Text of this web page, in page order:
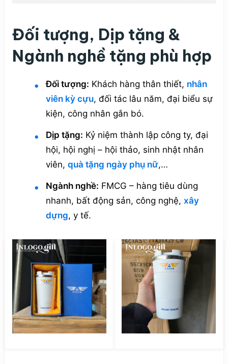
Đối tượng, Dịp tặng &
Ngành nghề tặng phù hợp
Đối tượng: Khách hàng thân thiết, nhân
viên kỳ cựu, đối tác lâu năm, đại biểu sự
kiện, công nhân gắn bó.
Dịp tặng: Kỷ niệm thành lập công ty, đại
hội, hội nghị – hội thảo, sinh nhật nhân
viên, quà tặng ngày phụ nữ,…
Ngành nghề: FMCG – hàng tiêu dùng
nhanh, bất động sản, công nghệ, xây
dựng, y tế.